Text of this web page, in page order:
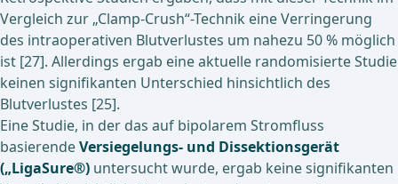
Vergleich zur „Clamp-Crush“-Technik eine Verringerung
des intraoperativen Blutverlustes um nahezu 50 % möglich
ist [27]. Allerdings ergab eine aktuelle randomisierte Studie
keinen signifikanten Unterschied hinsichtlich des
Blutverlustes [25].
Eine Studie, in der das auf bipolarem Stromfluss
basierendeVersiegelungs- und Dissektionsgerät
(„LigaSure®) untersucht wurde, ergab keine signifikanten